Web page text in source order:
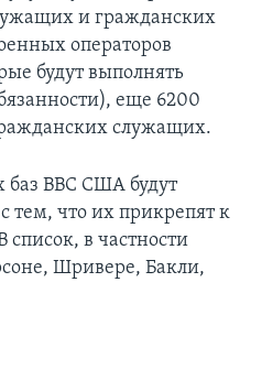
и гражданских
операторов
будут выполнять
еще 6200
служащих.
баз ВВС США будут
тем, что их прикрепят к
в частности
Шривере, Бакли,